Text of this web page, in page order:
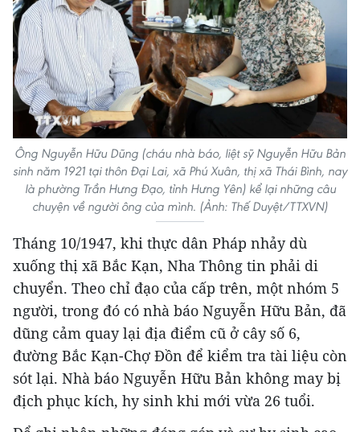
Ông Nguyễn Hữu Dũng (cháu nhà báo, liệt sỹ Nguyễn Hữu Bản
sinh năm 1921 tại thôn Đại Lai, xã Phú Xuân, thị xã Thái Bình, nay
là phường Trần Hưng Đạo, tỉnh Hưng Yên) kể lại những câu
chuyện về người ông của mình. (Ảnh: Thế Duyệt/TTXVN)
Tháng 10/1947, khi thực dân Pháp nhảy dù
xuống thị xã Bắc Kạn, Nha Thông tin phải di
chuyển. Theo chỉ đạo của cấp trên, một nhóm 5
người, trong đó có nhà báo Nguyễn Hữu Bản, đã
dũng cảm quay lại địa điểm cũ ở cây số 6,
đường Bắc Kạn-Chợ Đồn để kiểm tra tài liệu còn
sót lại. Nhà báo Nguyễn Hữu Bản không may bị
địch phục kích, hy sinh khi mới vừa 26 tuổi.